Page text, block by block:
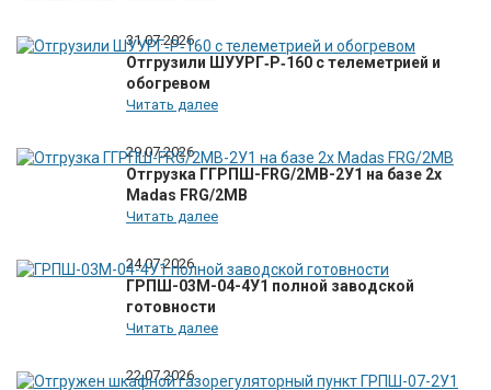
31.07.2026
Отгрузили ШУУРГ‑Р‑160 с телеметрией и
обогревом
Читать далее
29.07.2026
Отгрузка ГГРПШ-FRG/2MB-2У1 на базе 2х
Madas FRG/2MB
Читать далее
24.07.2026
ГРПШ-03М-04-4У1 полной заводской
готовности
Читать далее
22.07.2026